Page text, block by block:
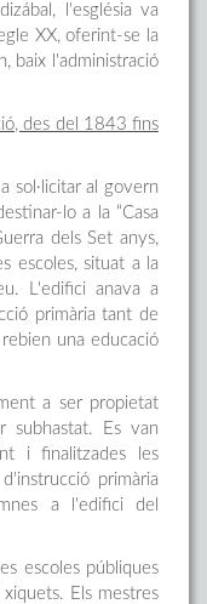
l'església va
XX, oferint-se la
baix l'administració
des del 1843 fins
sol·licitar al govern
lo a la “Casa
dels Set anys,
escoles, situat a la
L'edifici anava a
primària tant de
una educació
a ser propietat
subhastat. Es van
i finalitzades les
primària
a l'edifici del
escoles públiques
Els mestres